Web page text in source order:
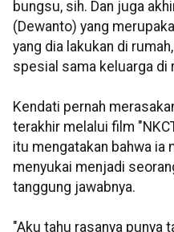
bungsu, sih. Dan juga
(Dewanto) yang
yang dia lakukan di
spesial sama keluarga di
Kendati pernah
terakhir melalui film
itu mengatakan bahwa ia
menyukai menjadi
tanggung jawabnya.
"Aku tahu rasanya punya